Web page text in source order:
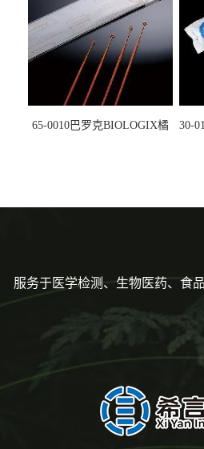
65-0010巴罗克BIOLOGIX橘
30-
服务于医学检测、生物医药、食